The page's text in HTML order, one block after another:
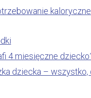
4 miesięczne
dziecka – wszystko,